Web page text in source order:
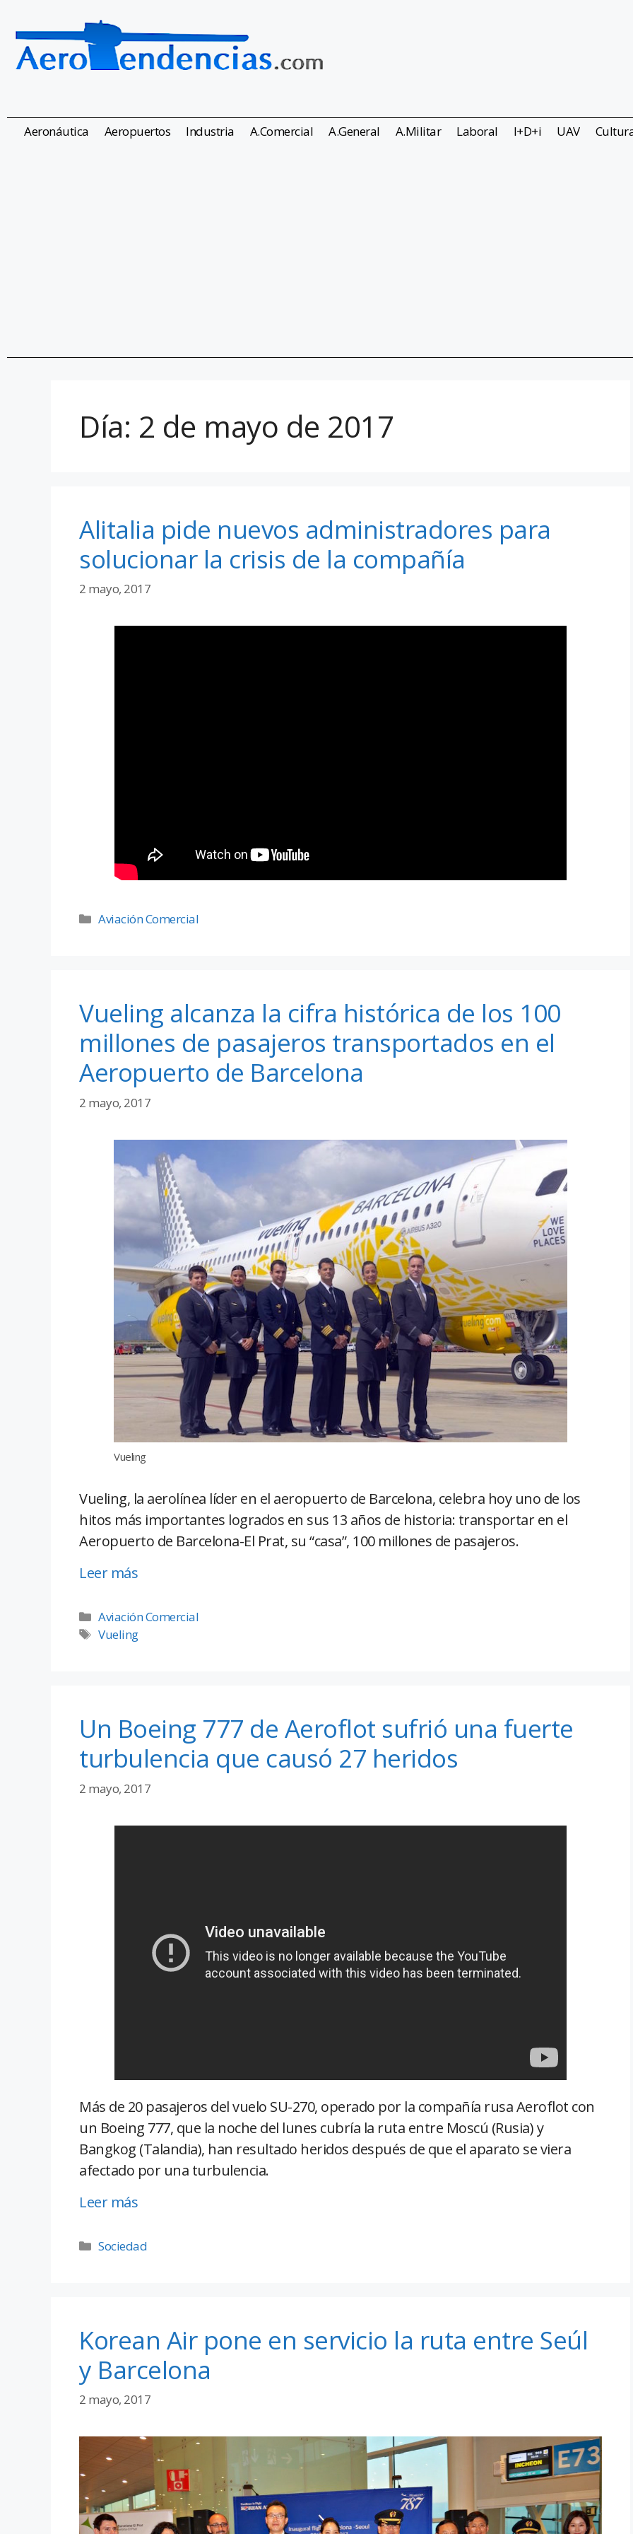
Aeronáutica Aeropuertos Industria A.Comercial A.General A.Militar Laboral I+D+i UAV
Día: 2 de mayo de 2017
Alitalia pide nuevos administradores para
solucionar la crisis de la compañía
2 mayo, 2017
Aviación Comercial
Vueling alcanza la cifra histórica de los 100
millones de pasajeros transportados en el
Aeropuerto de Barcelona
2 mayo, 2017
Vueling
Vueling, la aerolínea líder en el aeropuerto de Barcelona, celebra hoy uno de los
hitos más importantes logrados en sus 13 años de historia: transportar en el
Aeropuerto de Barcelona-El Prat, su “casa”, 100 millones de pasajeros.
Leer más
Aviación Comercial
Vueling
Un Boeing 777 de Aeroflot sufrió una fuerte
turbulencia que causó 27 heridos
2 mayo, 2017
Más de 20 pasajeros del vuelo SU-270, operado por la compañía rusa Aeroflot con
un Boeing 777, que la noche del lunes cubría la ruta entre Moscú (Rusia) y
Bangkog (Talandia), han resultado heridos después de que el aparato se viera
afectado por una turbulencia.
Leer más
Sociedad
Korean Air pone en servicio la ruta entre Seúl
y Barcelona
2 mayo, 2017